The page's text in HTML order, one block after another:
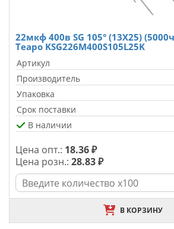
22мкф 400в SG 105° (13X25)
Teapo KSG226M400S105L25K
Артикул
Производитель
Упаковка
Срок поставки
В наличии
Цена опт.: 18.36 ₽
Цена розн.: 28.83 ₽
В КОРЗИНУ